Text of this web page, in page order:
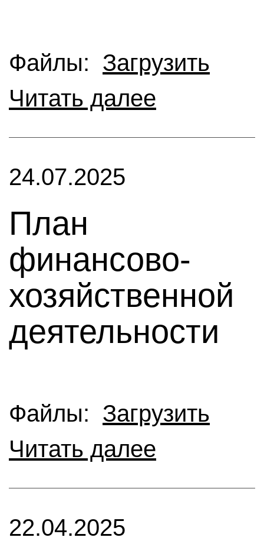
Файлы: Загрузить
Читать далее
24.07.2025
План
финансово-
хозяйственной
деятельности
Файлы: Загрузить
Читать далее
22.04.2025